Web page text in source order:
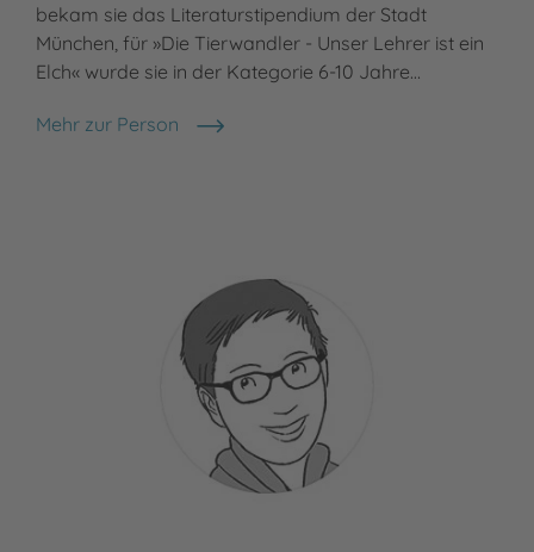
bekam sie das Literaturstipendium der Stadt
München, für »Die Tierwandler - Unser Lehrer ist ein
Elch« wurde sie in der Kategorie 6-10 Jahre…
Mehr zur Person
Martina Baumbach